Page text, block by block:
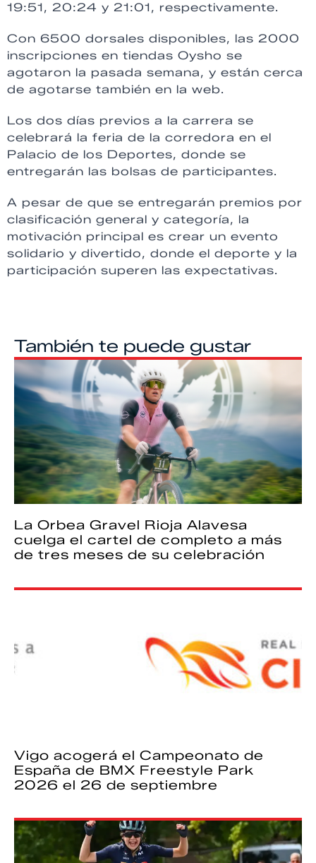
19:51, 20:24 y 21:01, respectivamente.
Con 6500 dorsales disponibles, las 2000
inscripciones en tiendas Oysho se
agotaron la pasada semana, y están cerca
de agotarse también en la web.
Los dos días previos a la carrera se
celebrará la feria de la corredora en el
Palacio de los Deportes, donde se
entregarán las bolsas de participantes.
A pesar de que se entregarán premios por
clasificación general y categoría, la
motivación principal es crear un evento
solidario y divertido, donde el deporte y la
participación superen las expectativas.
También te puede gustar
La Orbea Gravel Rioja Alavesa
cuelga el cartel de completo a más
de tres meses de su celebración
Vigo acogerá el Campeonato de
España de BMX Freestyle Park
2026 el 26 de septiembre